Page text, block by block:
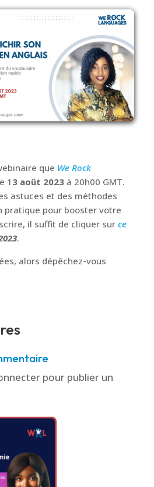
du vocabulaire et de
nous avons ceci pour vous:
que
13 août 2023à 20h00 GMT.
astuces et des méthodes
il suffit de cliquer sur
alors dépêchez-vous
pour publier un